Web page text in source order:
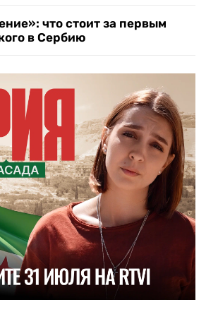
что стоит за первым
в Сербию